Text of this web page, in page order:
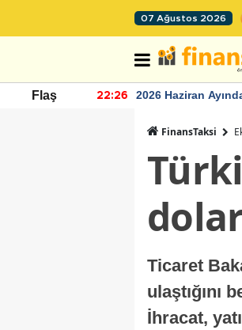
07 Ağustos 2026
Flaş 22:26
2026 Haziran
FinansTaksi
Ticaret
ulaştığını
İhracat,